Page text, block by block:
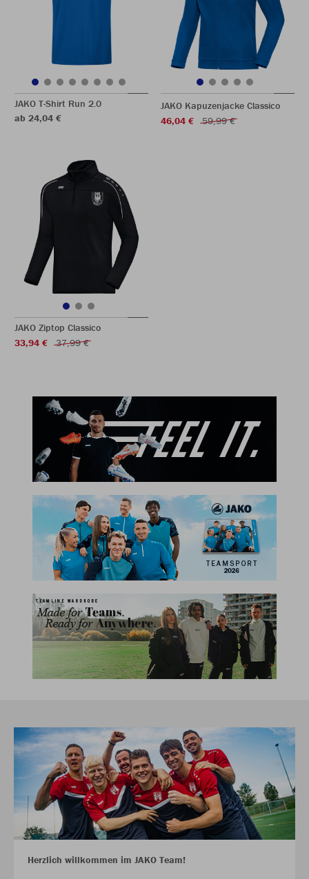
JAKO T-Shirt Run 2.0
ab 24,04 €
JAKO Kapuzenjacke Classico
46,04 €
59,99 €
JAKO Ziptop Classico
33,94 €
37,99 €
Herzlich willkommen im JAKO Team!